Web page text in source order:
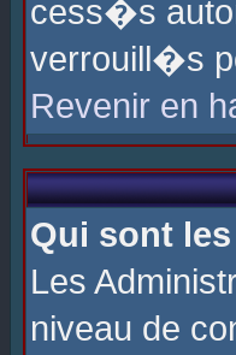
cess�s
verrouill�s
Revenir en
Qui sont
Les
niveau de